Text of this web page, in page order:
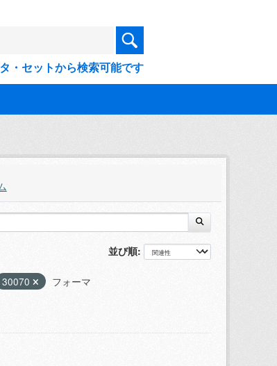
・セットから検索可能です
並び順
30070
フォーマ